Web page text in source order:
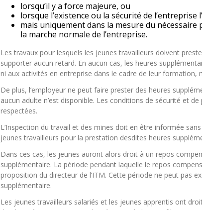
lorsqu’il y a force majeure, ou
lorsque l’existence ou la sécurité de l’entreprise
mais uniquement dans la mesure du
la marche normale de l’entreprise.
Les travaux pour lesquels les jeunes travailleurs doivent
supporter aucun retard. En aucun cas, les heures
ni aux activités en entreprise dans le cadre de leur formation,
De plus, l’employeur ne peut faire prester des heures
aucun adulte n’est disponible. Les conditions de sécurité et
respectées.
L’Inspection du travail et des mines doit en être informée
jeunes travailleurs pour la prestation desdites heures
Dans ces cas, les jeunes auront alors droit à un repos
supplémentaire. La période pendant laquelle le repos
proposition du directeur de l’ITM. Cette période ne peut pas
supplémentaire.
Les jeunes travailleurs salariés et les jeunes apprentis ont